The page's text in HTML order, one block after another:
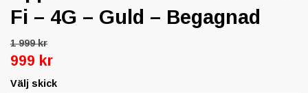
Fi – 4G – Guld – Begagnad
1 999 kr
999 kr
Välj skick